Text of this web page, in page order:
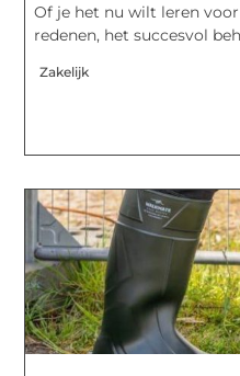
Of je het nu wilt leren
redenen, het succesvol
Zakelijk